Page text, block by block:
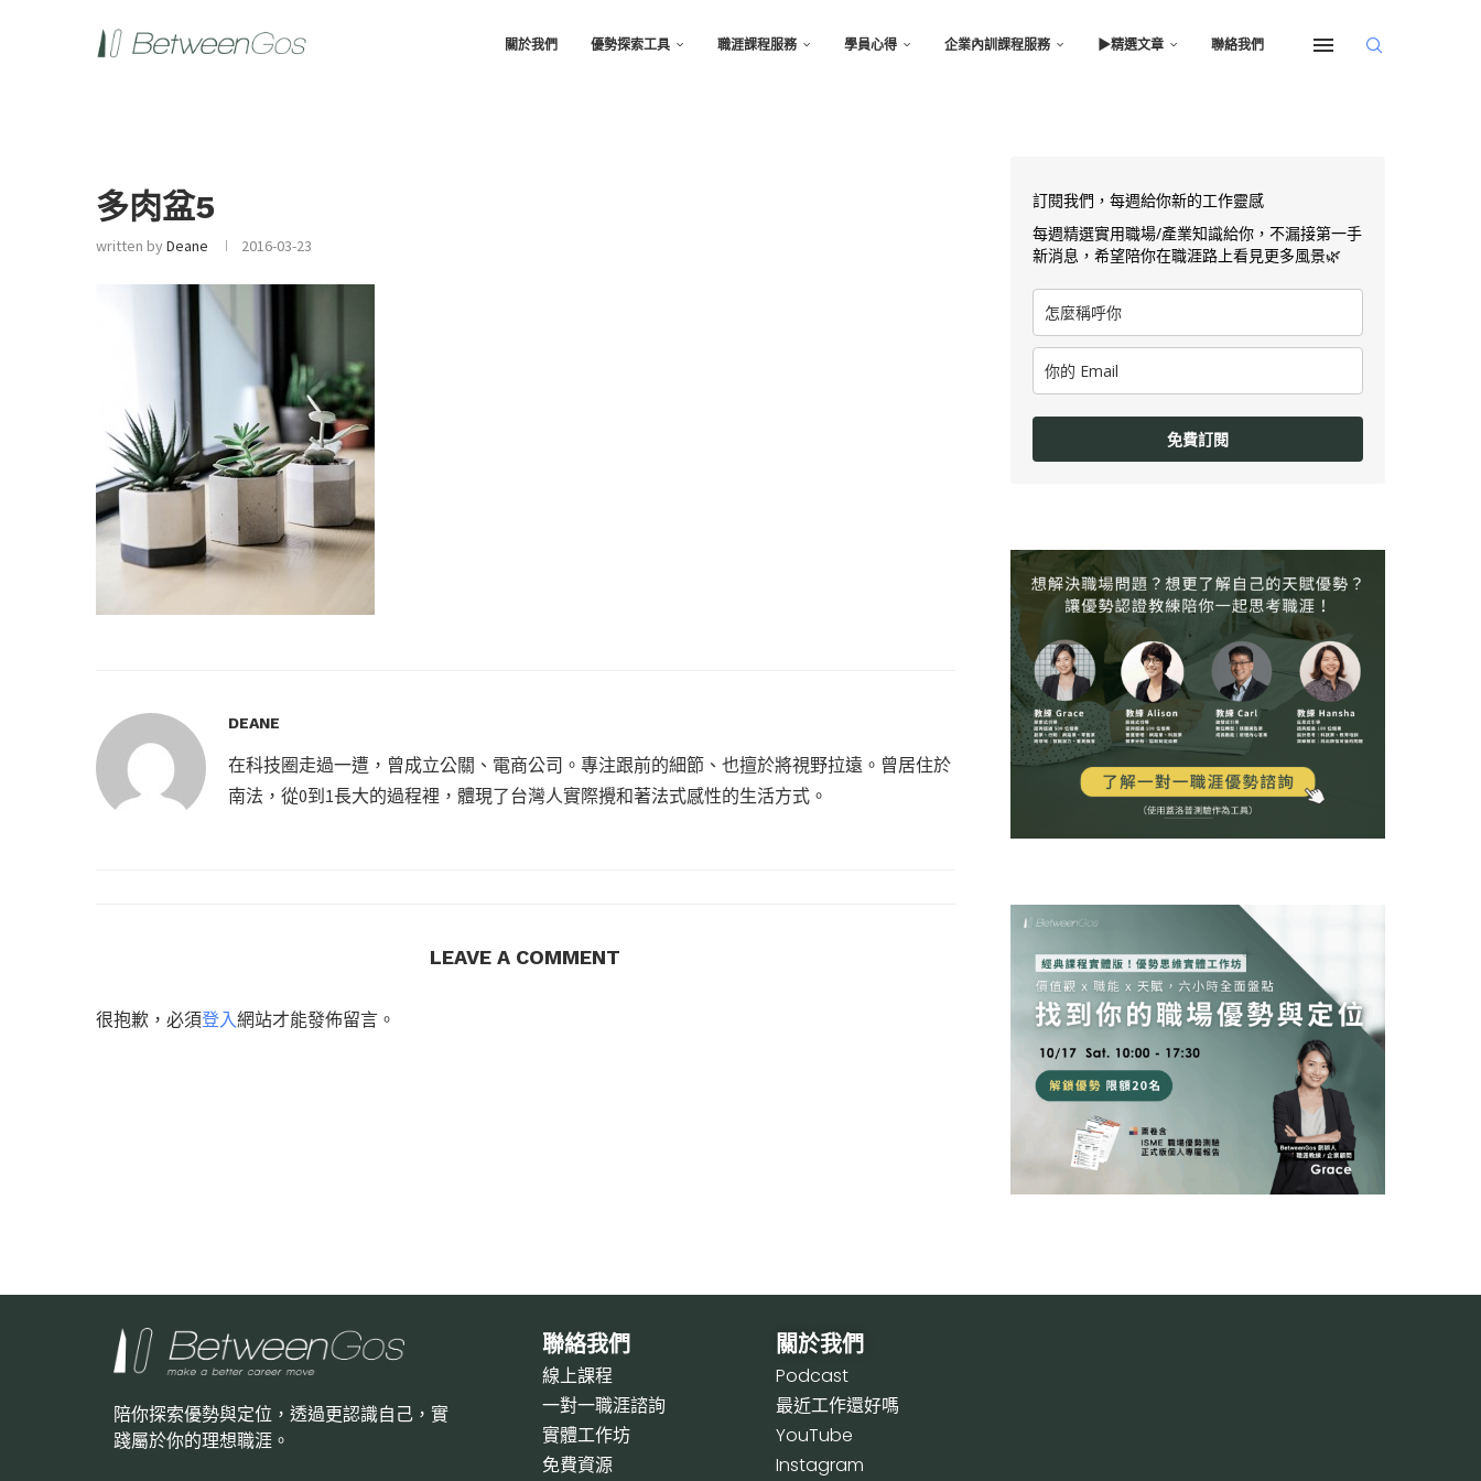
關於我們 優勢探索工具 職涯課程服務 學員心得 企業內訓課程服務 ▶︎精選文章 聯絡我們
多肉盆5
written byDeane 2016-03-23
DEANE
在科技圈走過一遭，曾成立公關、電商公司。專注跟前的細節、也擅於將視野拉遠。曾居住於
南法，從0到1長大的過程裡，體現了台灣人實際攪和著法式感性的生活方式。
LEAVE A COMMENT
很抱歉，必須登入網站才能發佈留言。
訂閱我們，每週給你新的工作靈感
每週精選實用職場/產業知識給你，不漏接第一手
新消息，希望陪你在職涯路上看見更多風景🌿
免費訂閱
陪你探索優勢與定位，透過更認識自己，實
踐屬於你的理想職涯。
聯絡我們
線上課程
一對一職涯諮詢
實體工作坊
免費資源
關於我們
Podcast
最近工作還好嗎
YouTube
Instagram